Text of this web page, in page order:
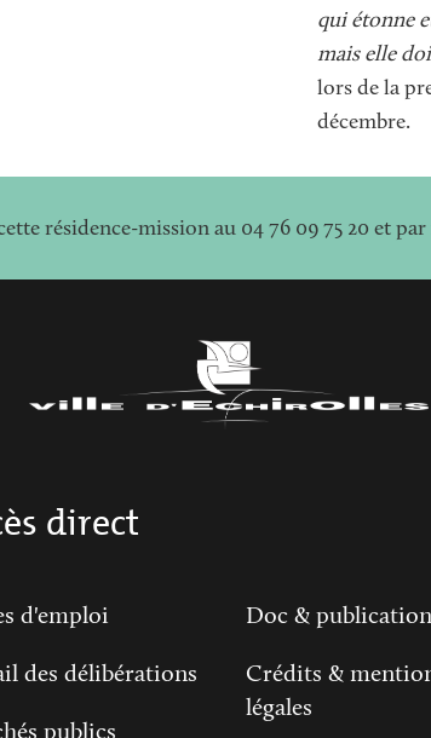
qui étonne
mais elle
lors de la
décembre.
résidence-mission au 04 76 09 75 20 et par
direct
d'emploi
des délibérations
publics
Doc &
Crédits &
légales